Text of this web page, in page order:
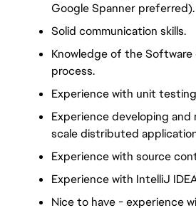
Google Spanner preferred).
Solid communication skills.
Knowledge of the
process.
Experience with unit
Experience developing and
scale distributed
Experience with source
Experience with IntelliJ
Nice to have - experience